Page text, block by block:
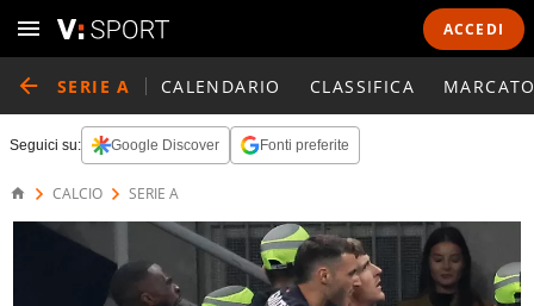
ACCEDI
SERIE A CALENDARIO CLASSIFICA
Seguici su: Google Discover Fonti preferite
CALCIO SERIE A